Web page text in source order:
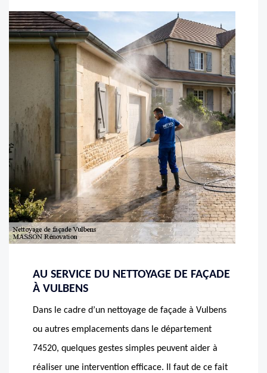
AU SERVICE DU NETTOYAGE DE FAÇADE
À VULBENS
Dans le cadre d’un nettoyage de façade à Vulbens
ou autres emplacements dans le département
74520, quelques gestes simples peuvent aider à
réaliser une intervention efficace. Il faut de ce fait